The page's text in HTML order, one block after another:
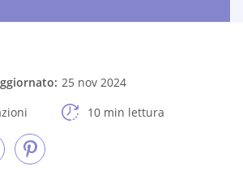
25 nov 2024
10 min lettura